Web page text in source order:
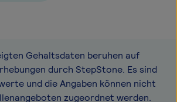
Gehaltsdaten beruhen auf
durch StepStone. Es sind
und die Angaben können nicht
zugeordnet werden.